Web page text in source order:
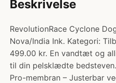
Beskrivelse
RevolutionRace Cyclone
Nova/India Ink. Kategori:
499.00 kr. En vandtæt og
til din pelsklædte
Pro-membran – Justerbar